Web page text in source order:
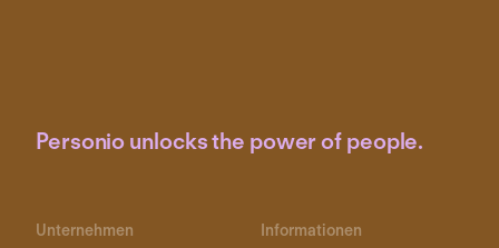
Personio unlocks the power of people.
Unternehmen Informationen